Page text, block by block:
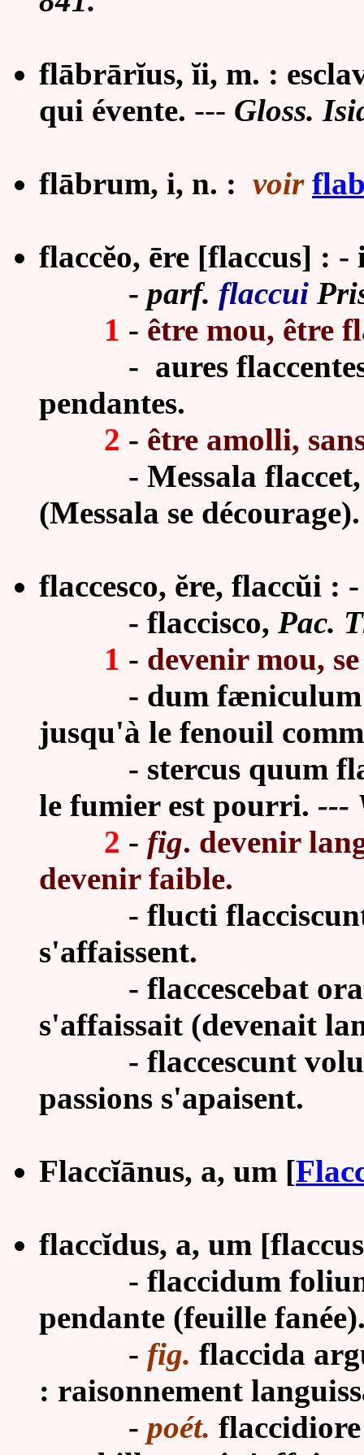
flābrārĭus,ĭi, m. :
qui évente. --- Gloss.
flābrum, i, n. : voir
flaccĕo, ēre [flaccus] : -
- parf. flaccui
1 - être mou, être
- aures
pendantes.
2 - être amolli,
- Messala flaccet,
(Messala se décourage).
flaccesco, ĕre, flaccŭi :
- flaccisco, Pac.
1 - devenir mou, se
- dum fæniculum
jusqu'à le fenouil
- stercus quum
le fumier est pourri. ---
2 - fig. devenir
devenir faible.
- flucti
s'affaissent.
- flaccescebat
s'affaissait (devenait
- flaccescunt
passions s'apaisent.
Flaccĭānus, a, um [
flaccĭdus, a, um
- flaccidum
pendante (feuille
- fig. flaccida
: raisonnement
- poét.